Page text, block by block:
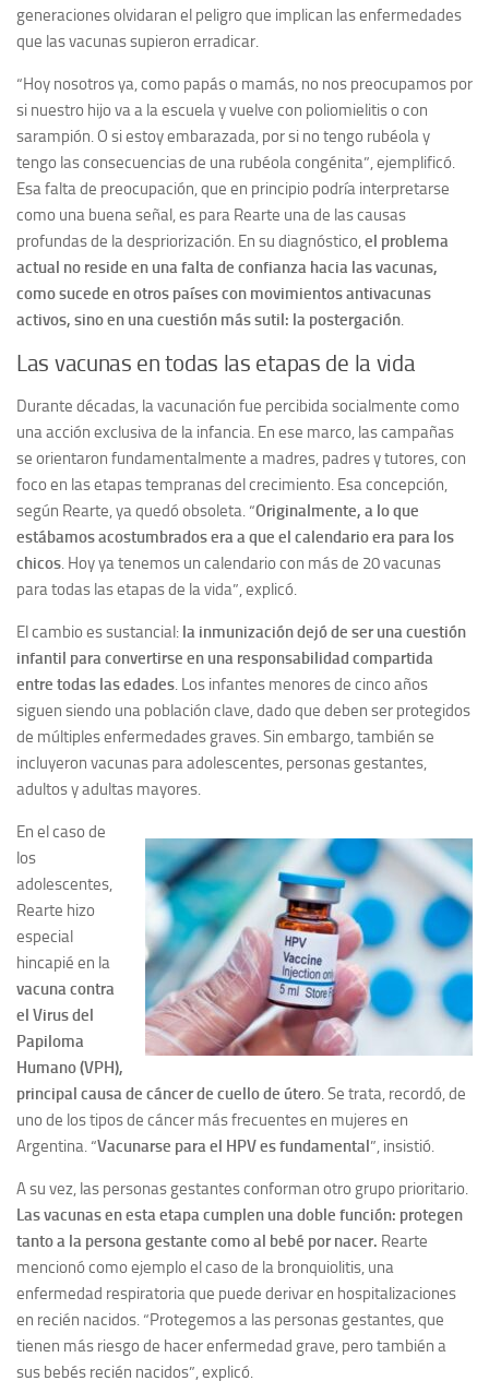
generaciones olvidaran el peligro que implican las enfermedades
que las vacunas supieron erradicar.
“Hoy nosotros ya, como papás o mamás, no nos preocupamos por
si nuestro hijo va a la escuela y vuelve con poliomielitis o con
sarampión. O si estoy embarazada, por si no tengo rubéola y
tengo las consecuencias de una rubéola congénita”, ejemplificó.
Esa falta de preocupación, que en principio podría interpretarse
como una buena señal, es para Rearte una de las causas
profundas de la despriorización. En su diagnóstico,el problema
actual no reside en una falta de confianza hacia las vacunas,
como sucede en otros países con movimientos antivacunas
activos, sino en una cuestión más sutil: la postergación.
Las vacunas en todas las etapas de la vida
Durante décadas, la vacunación fue percibida socialmente como
una acción exclusiva de la infancia. En ese marco, las campañas
se orientaron fundamentalmente a madres, padres y tutores, con
foco en las etapas tempranas del crecimiento. Esa concepción,
según Rearte, ya quedó obsoleta. “Originalmente, a lo que
estábamos acostumbrados era a que el calendario era para los
chicos. Hoy ya tenemos un calendario con más de 20 vacunas
para todas las etapas de la vida”, explicó.
El cambio es sustancial: la inmunización dejó de ser una cuestión
infantil para convertirse en una responsabilidad compartida
entre todas las edades. Los infantes menores de cinco años
siguen siendo una población clave, dado que deben ser protegidos
de múltiples enfermedades graves. Sin embargo, también se
incluyeron vacunas para adolescentes, personas gestantes,
adultos y adultas mayores.
En el caso de
los
adolescentes,
Rearte hizo
especial
hincapié en la
vacuna contra
el Virus del
Papiloma
Humano (VPH),
principal causa de cáncer de cuello de útero. Se trata, recordó, de
uno de los tipos de cáncer más frecuentes en mujeres en
Argentina. “Vacunarse para el HPV es fundamental”, insistió.
A su vez, las personas gestantes conforman otro grupo prioritario.
Las vacunas en esta etapa cumplen una doble función: protegen
tanto a la persona gestante como al bebé por nacer. Rearte
mencionó como ejemplo el caso de la bronquiolitis, una
enfermedad respiratoria que puede derivar en hospitalizaciones
en recién nacidos. “Protegemos a las personas gestantes, que
tienen más riesgo de hacer enfermedad grave, pero también a
sus bebés recién nacidos”, explicó.